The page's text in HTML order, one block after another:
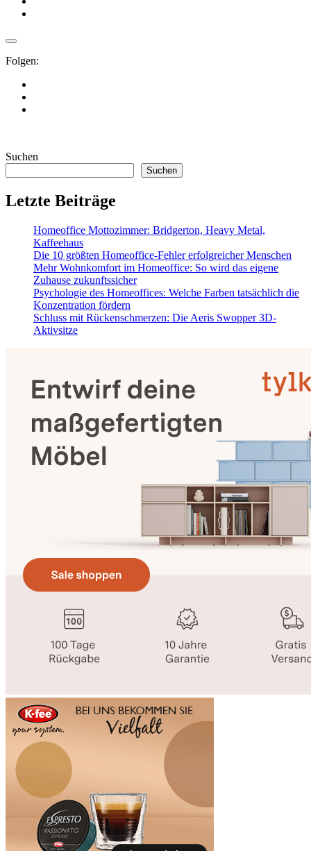
Folgen:
Suchen
Suchen
Letzte Beiträge
Homeoffice Mottozimmer: Bridgerton, Heavy Metal,
Kaffeehaus
Die 10 größten Homeoffice-Fehler erfolgreicher Menschen
Mehr Wohnkomfort im Homeoffice: So wird das eigene
Zuhause zukunftssicher
Psychologie des Homeoffices: Welche Farben tatsächlich die
Konzentration fördern
Schluss mit Rückenschmerzen: Die Aeris Swopper 3D-
Aktivsitze